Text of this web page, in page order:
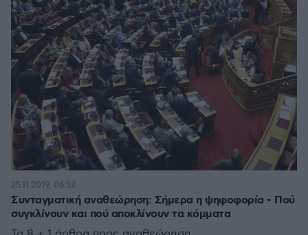
Συνταγματική αναθεώρηση: Σήμερα η ψηφοφορία - Πού
συγκλίνουν και πού αποκλίνουν τα κόμματα
25.11.2019, 06:52